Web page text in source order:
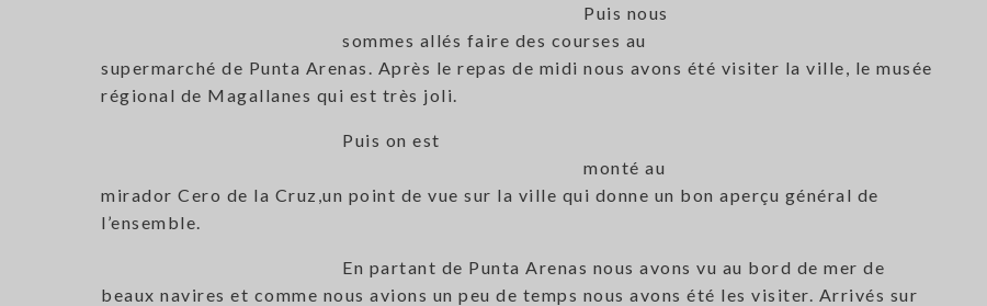
Puis nous
sommes allés faire des courses au
supermarché de Punta Arenas. Après le repas de midi nous avons été visiter la ville, le musée
régional de Magallanes qui est très joli.
Puis on est
monté au
mirador Cero de la Cruz,un point de vue sur la ville qui donne un bon aperçu général de
l’ensemble.
En partant de Punta Arenas nous avons vu au bord de mer de
beaux navires et comme nous avions un peu de temps nous avons été les visiter. Arrivés sur